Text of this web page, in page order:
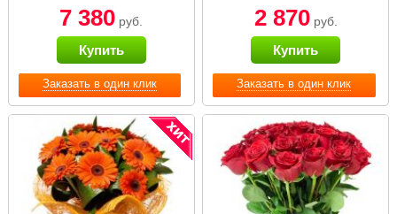
Заказать в один клик
7 380 руб.
Купить
Заказать в один клик
2 870руб.
Купить